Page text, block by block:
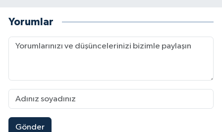
Yorumlar
Gönder